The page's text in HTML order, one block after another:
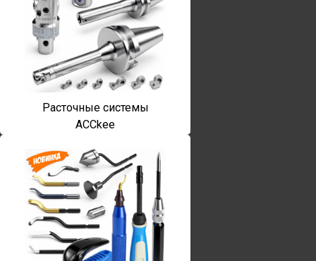
Расточные системы
ACCkee